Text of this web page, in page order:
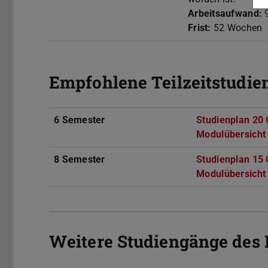
Arbeitsaufwand:
Frist: 52 Wochen
Empfohlene
6 Semester Studienplan 20
8 Semester Studienplan 15
Weitere Studiengänge